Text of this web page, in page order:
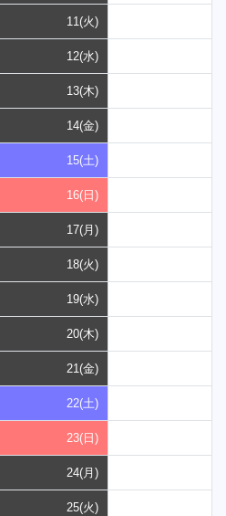
11(火)
12(水)
13(木)
14(金)
15(土)
16(日)
17(月)
18(火)
19(水)
20(木)
21(金)
22(土)
23(日)
24(月)
25(火)